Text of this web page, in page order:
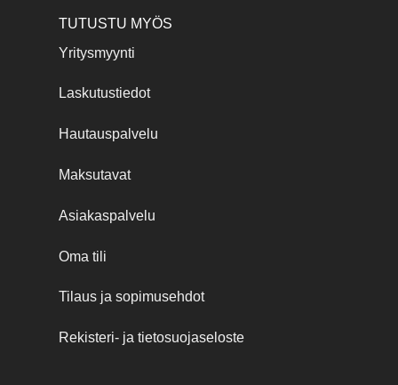
TUTUSTU MYÖS
Yritysmyynti
Laskutustiedot
Hautauspalvelu
Maksutavat
Asiakaspalvelu
Oma tili
Tilaus ja sopimusehdot
Rekisteri- ja tietosuojaseloste